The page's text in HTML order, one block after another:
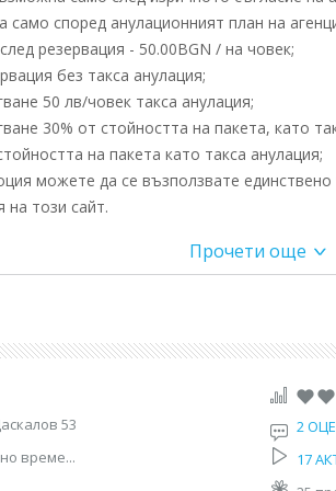
според анулационният план на
резервация - 50.00BGN / на човек;
без такса анулация;
50 лв/човек такса анулация;
30% от стойността на пакета, като
на пакета като такса анулация;
можете да се възползвате единствено
на този сайт.
на хотелаStandard room -
в
г. или до Описание на хотела
до Париж. Настаняване. Информационна
възможност за допълнителна
Прочети още
53
време...
2
17